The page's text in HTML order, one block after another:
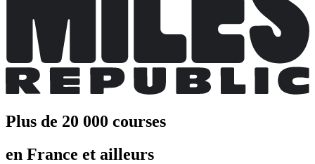
Plus de 20 000 courses
en France et ailleurs